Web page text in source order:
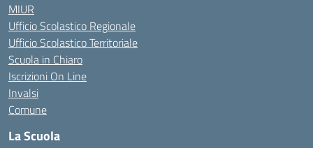
MIUR
Ufficio Scolastico Regionale
Ufficio Scolastico Territoriale
Scuola in Chiaro
Iscrizioni On Line
Invalsi
Comune
La Scuola